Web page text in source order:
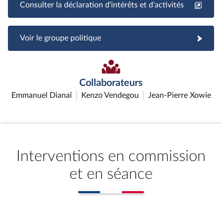
Consulter la déclaration d'intérêts et d'activités
Voir le groupe politique
Collaborateurs
Emmanuel Dianaï Kenzo Vendegou Jean-Pierre Xowie
Interventions en commission
et en séance